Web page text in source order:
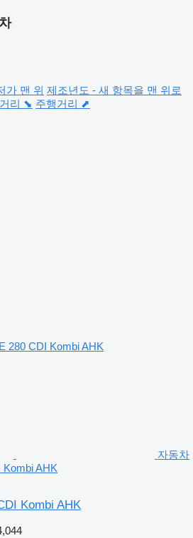
가 맨 위 제조년도 - 새 항목을 맨 위로
리 ⬊ 주행거리 ⬈
자동차
AHK
Kombi AHK